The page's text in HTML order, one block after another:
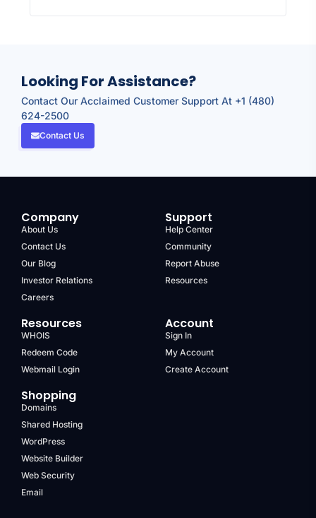
Looking For Assistance?
Contact Our Acclaimed Customer Support At +1 (480)
624-2500
Contact Us
Company
About Us
Contact Us
Our Blog
Investor Relations
Careers
Support
Help Center
Community
Report Abuse
Resources
Resources
WHOIS
Redeem Code
Webmail Login
Account
Sign In
My Account
Create Account
Shopping
Domains
Shared Hosting
WordPress
Website Builder
Web Security
Email